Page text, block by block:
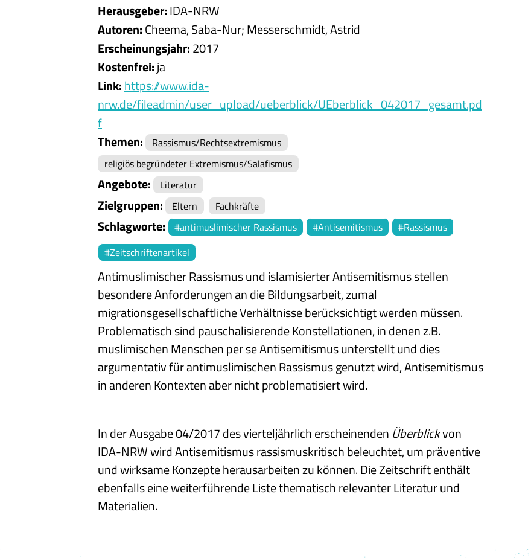
Herausgeber IDA-NRW
Autoren Cheema, Saba-Nur Messerschmidt, Astrid
Erscheinungsjahr 2017
Kostenfrei ja
Link https://www.ida-
nrw.de/fileadmin/user_upload/ueberblick/UEberblick_042017_gesamt.pd
f
Themen
Rassismus/Rechtsextremismus
religiös begründeter Extremismus/Salafismus
Angebote Literatur
Zielgruppen Eltern Fachkräfte
Schlagworte antimuslimischer Rassismus Antisemitismus
Rassismus
Zeitschriftenartikel
Antimuslimischer Rassismus und islamisierter Antisemitismus stellen
besondere Anforderungen an die Bildungsarbeit, zumal
migrationsgesellschaftliche Verhältnisse berücksichtigt werden müssen.
Problematisch sind pauschalisierende Konstellationen, in denen z.B.
muslimischen Menschen per se Antisemitismus unterstellt und dies
argumentativ für antimuslimischen Rassismus genutzt wird, Antisemitismus
in anderen Kontexten aber nicht problematisiert wird.
In der Ausgabe 04/2017 des vierteljährlich erscheinenden Überblickvon
IDA-NRW wird Antisemitismus rassismuskritisch beleuchtet, um präventive
und wirksame Konzepte herausarbeiten zu können. Die Zeitschrift enthält
ebenfalls eine weiterführende Liste thematisch relevanter Literatur und
Materialien.